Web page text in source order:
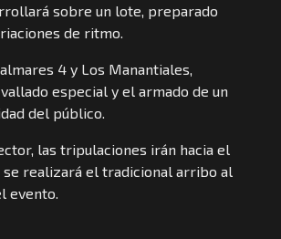
sobre un lote, preparado
de ritmo.
4 y Los Manantiales,
especial y el armado de un
del público.
las tripulaciones irán hacia el
se realizará el tradicional arribo al
evento.